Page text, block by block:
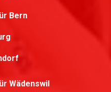
Bern
Wädenswil